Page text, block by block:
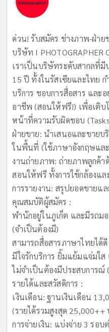
ด่วน! รับสมัคร ช่างภาพ-ฝ่าย
บริษัท I PHOTOGRAPHER
เราเป็นบริษัทระดับสากลที่มี
15 ปี ทั้งในรัสเซียและไทย
บริการ ชอบการสื่อสาร และ
อาชีพ (สอนให้ฟรี!) เพื่อเติบ
หน้าที่ความรับผิดชอบ
ฝ่ายขาย: นำเสนอและขายบ
ในพื้นที่ (ใช้ภาษาอังกฤษแล
งานถ่ายภาพ: ถ่ายภาพลูกค้า
สอนให้ฟรี ทั้งการใช้กล้องแ
การรายงาน: สรุปยอดขายแ
คุณสมบัติผู้สมัคร :
พำนักอยู่ในภูเก็ต และมีรถม
(จำเป็นต้องมี)
สามารถสื่อสารภาษาไทยไ
มีใจรักบริการ ยิ้มแย้มแจ่มใส
ไม่จำเป็นต้องมีประสบการณ์
รายได้และสวัสดิการ :
เงินเดือน: ฐานเงินเดือน
(รายได้รวมสูงสุด 25,000++
การจ่ายเงิน: แบ่งจ่าย 3 รอ